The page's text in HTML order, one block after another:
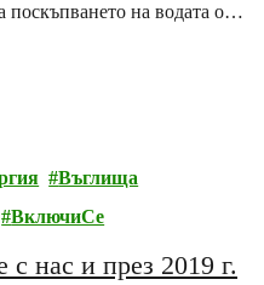
на водата от
ли е то. Ще обсъдим и
Въглища
ВключиСе
нас и през 2019 г.